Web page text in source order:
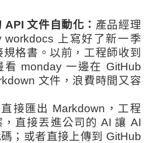
API 文件自動化： 產品經理
workdocs 上寫好了新一季
格書。以前，工程師收到
看 monday 一邊在 GitHub
文件，浪費時間又容
接匯出 Markdown，工程
，直接丟進公司的 AI 讓 AI
；或者直接上傳到 GitHub